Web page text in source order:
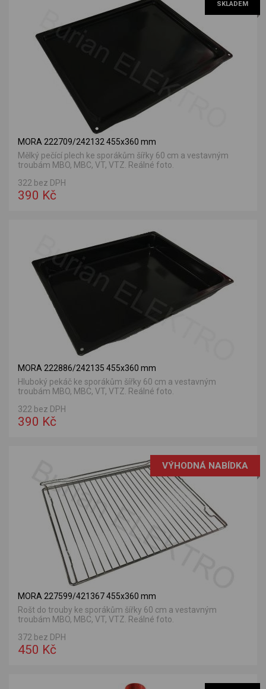
SKLADEM
MORA 222709/242132 455x360 mm
Mělký pečící plech ke sporákům šířky 60 cm a vestavným
troubám MBO, MBC, VT, VTZ. Reálné foto.
322 bez DPH
390 Kč
MORA 222886/242135 455x360 mm
Hluboký pekáč ke sporákům šířky 60 cm a vestavným
troubám MBO, MBC, VT, VTZ. Reálné foto.
322 bez DPH
390 Kč
VÝHODNÁ NABÍDKA
MORA 227599/421367 455x360 mm
Rošt do trouby ke sporákům šířky 60 cm a vestavným
troubám MBO, MBC, VT, VTZ. Reálné foto.
372 bez DPH
450 Kč